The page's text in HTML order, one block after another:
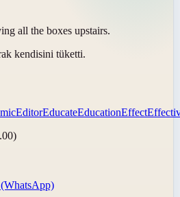
all the boxes upstairs.
kendisini tüketti.
EditorEducateEducationEffect
(WhatsApp)